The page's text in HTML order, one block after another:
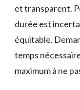
et transparent.
durée est
équitable.
temps
maximum à ne